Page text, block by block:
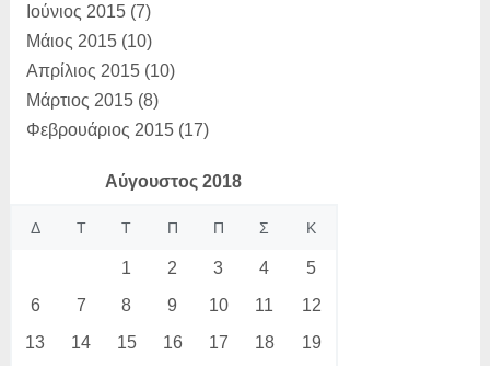
Ιούνιος 2015(7)
Μάιος 2015(10)
Απρίλιος 2015(10)
Μάρτιος 2015(8)
Φεβρουάριος 2015(17)
Αύγουστος 2018
Δ Τ Τ Π Π Σ Κ
1 2 3 4
5
6
7 8 9 10 11
12
13
14 15 16 17 18
19